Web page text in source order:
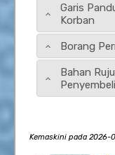
Garis
Korban
Borang
Bahan
Kemaskini pada 2026-